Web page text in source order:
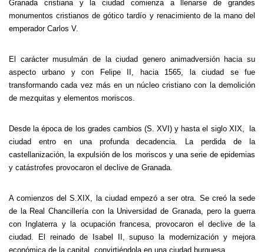
Granada cristiana y la ciudad comienza a llenarse de grandes
monumentos cristianos de gótico tardío y renacimiento de la mano del
emperador Carlos V.
El carácter musulmán de la ciudad genero animadversión hacia su
aspecto urbano y con Felipe II, hacia 1565, la ciudad se fue
transformando cada vez más en un núcleo cristiano con la demolición
de mezquitas y elementos moriscos.
Desde la época de los grades cambios (S. XVI) y hasta el siglo XIX, la
ciudad entro en una profunda decadencia. La perdida de la
castellanización, la expulsión de los moriscos y una serie de epidemias
y catástrofes provocaron el declive de Granada.
A comienzos del S.XIX, la ciudad empezó a ser otra. Se creó la sede
de la Real Chancillería con la Universidad de Granada, pero la guerra
con Inglaterra y la ocupación francesa, provocaron el declive de la
ciudad. El reinado de Isabel II, supuso la modernización y mejora
económica de la capital, convirtiéndola en una ciudad burguesa.